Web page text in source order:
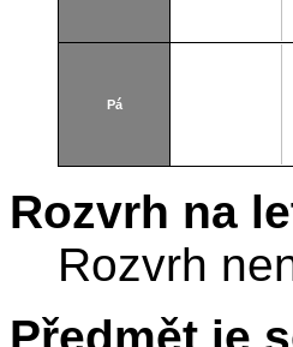
Pá
Rozvrh na
Rozvrh